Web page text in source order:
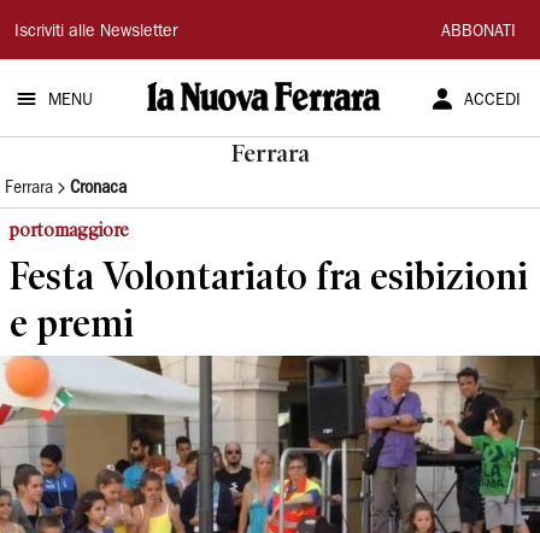
La
Nuova
Ferrara
Iscriviti alle Newsletter ABBONATI
MENU ACCEDI
Ferrara
Ferrara Cronaca
portomaggiore
Festa Volontariato fra esibizioni
e premi